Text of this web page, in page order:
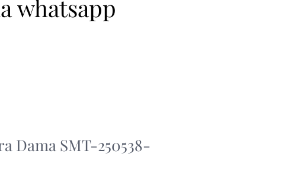
whatsapp
Dama SMT-250538-